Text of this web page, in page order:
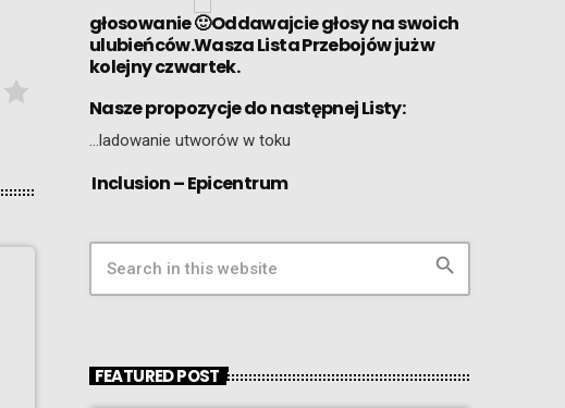
głosowanie
Oddawajcie głosy na swoich
ulubieńców.Wasza Lista Przebojów już w
kolejny czwartek.
Nasze propozycje do następnej Listy:
…ladowanie utworów w toku
Inclusion – Epicentrum
search
FEATURED POST